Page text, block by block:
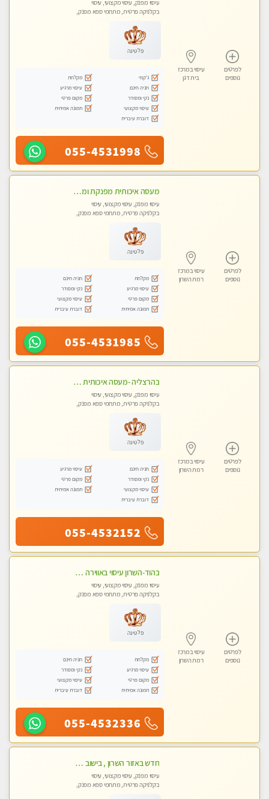
לפרטים
נוספים
עיסוי במרכז
בית דגן
עיסוי מפנק, עיסוי מקצועי, עיסוי
בקלניקה פרטית, מתחמי ספא מפנק,
פלטינה
ג'קוזי
מקלחת
חניה חינם
עיסוי מרגיע
נקי ומסודר
מקום פרטי
עיסוי מקצועי
תמונה אמיתית
דוברת עיברית
055-4531998
לפרטים
נוספים
עיסוי במרכז
רמת השרון
מעסה איכותית מפנקת ומקצועית לעיסוי חלומי ..... בהוד השרון
עיסוי מפנק, עיסוי מקצועי, עיסוי
בקלניקה פרטית, מתחמי ספא מפנק,
פלטינה
מקלחת
חניה חינם
עיסוי מרגיע
נקי ומסודר
מקום פרטי
עיסוי מקצועי
תמונה אמיתית
דוברת עיברית
055-4531985
לפרטים
נוספים
עיסוי במרכז
רמת השרון
בהרצליה -מעסה איכותית מקצועית ומפנקת. פרטי לחלוטין !טל-053-6214433
עיסוי מפנק, עיסוי מקצועי, עיסוי
בקלניקה פרטית, מתחמי ספא מפנק,
פלטינה
חניה חינם
עיסוי מרגיע
נקי ומסודר
מקום פרטי
עיסוי מקצועי
תמונה אמיתית
דוברת עיברית
055-4532152
לפרטים
נוספים
עיסוי במרכז
רמת השרון
בהוד-השרון עיסוי באווירה ביתית רגועה
עיסוי מפנק, עיסוי מקצועי, עיסוי
בקלניקה פרטית, מתחמי ספא מפנק,
פלטינה
מקלחת
חניה חינם
עיסוי מרגיע
נקי ומסודר
מקום פרטי
עיסוי מקצועי
תמונה אמיתית
דוברת עיברית
055-4532336
חדש באזור השרון , בישוב ניצני עוז ! נבחרת מטפלות ומטפלים
עיסוי מפנק, עיסוי מקצועי, עיסוי
בקלניקה פרטית, מתחמי ספא מפנק,